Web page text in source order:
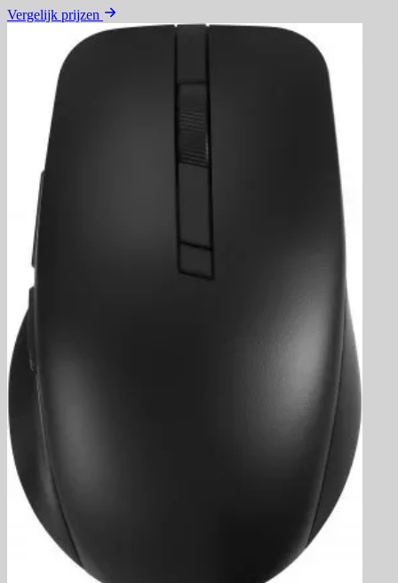
Vergelijk prijzen